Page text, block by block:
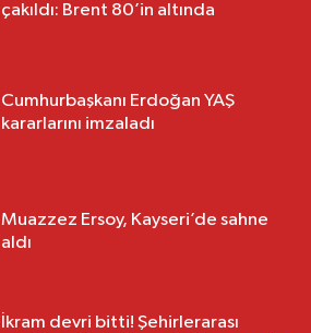
çakıldı: Brent 80’in altında
Cumhurbaşkanı Erdoğan YAŞ
kararlarını imzaladı
Muazzez Ersoy, Kayseri’de sahne
aldı
İkram devri bitti! Şehirlerarası